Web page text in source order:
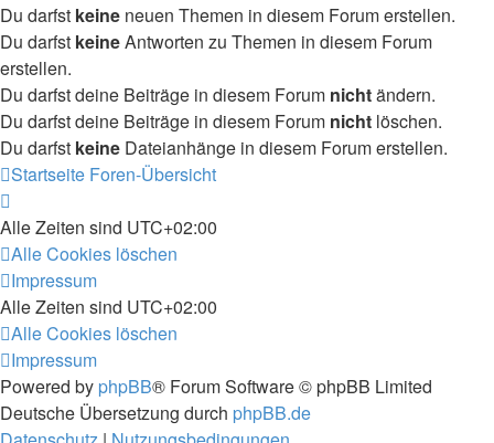
Du darfst keine neuen Themen in diesem Forum erstellen.
Du darfst keineAntworten zu Themen in diesem Forum
erstellen.
Du darfst deine Beiträge in diesem Forum nichtändern.
Du darfst deine Beiträge in diesem Forum nicht löschen.
Du darfst keine Dateianhänge in diesem Forum erstellen.
Startseite Foren-Übersicht
Alle Zeiten sind UTC+02:00
Alle Cookies löschen
Impressum
Alle Zeiten sind UTC+02:00
Alle Cookies löschen
Impressum
Powered by phpBB® Forum Software © phpBB Limited
Deutsche Übersetzung durch phpBB.de